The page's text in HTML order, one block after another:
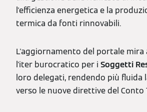
l'efficienza energetica e la
termica da fonti rinnovabili.
L'aggiornamento del portale mira
l'iter burocratico per i Soggetti
loro delegati, rendendo più fluida
verso le nuove direttive del Conto